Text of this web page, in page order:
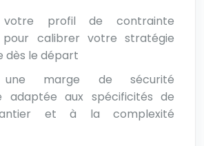
votre profil de contrainte
pour calibrer votre stratégie
dès le départ
une marge de sécurité
adaptée aux spécificités de
et à la complexité